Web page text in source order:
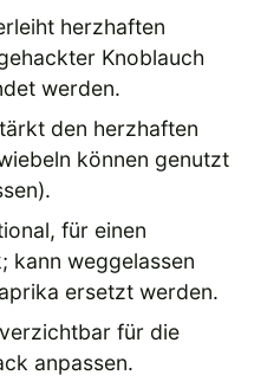
herzhaften
Knoblauch
werden.
den herzhaften
können genutzt
für einen
kann weggelassen
ersetzt werden.
für die
anpassen.